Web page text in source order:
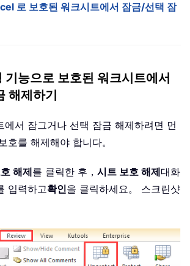
로 보호된 워크시트에서 잠금/선택 잠
기능으로 보호된 워크시트에서
해제하기
에서 잠그거나 선택 잠금 해제하려면 먼
호를 해제해야 합니다。
해제를 클릭한 후， 시트 보호 해제대화
입력하고확인을 클릭하세요。 스크린샷